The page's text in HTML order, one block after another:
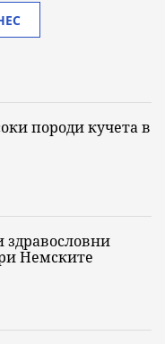
породи кучета в
здравословни
Немските